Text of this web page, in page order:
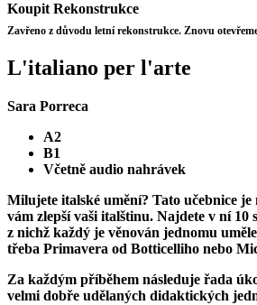
Koupit Rekonstrukce
Zavřeno z důvodu letní rekonstrukce. Znovu
L'italiano per l'arte
Sara Porreca
A2
B1
Včetně audio nahrávek
Milujete italské umění? Tato učebnice je
vám zlepší vaši italštinu. Najdete v ní 10
z nichž každý je věnován jednomu
třeba Primavera od Botticelliho nebo
Za každým příběhem následuje řada
velmi dobře udělaných didaktických